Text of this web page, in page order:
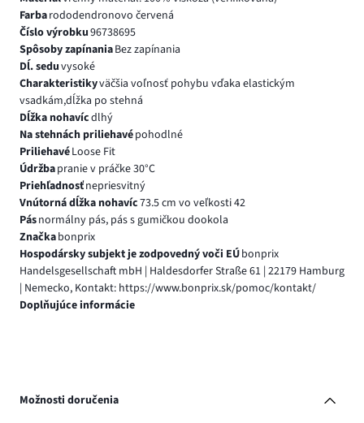
Farbarododendronovo červená
Číslo výrobku96738695
Spôsoby zapínaniaBez zapínania
Dĺ. seduvysoké
Charakteristikyväčšia voľnosť pohybu vďaka elastickým
vsadkám,dĺžka po stehná
Dĺžka nohavícdlhý
Na stehnách priliehavépohodlné
PriliehavéLoose Fit
Údržbapranie v práčke 30°C
Priehľadnosťnepriesvitný
Vnútorná dĺžka nohavíc73.5 cm vo veľkosti 42
Pásnormálny pás, pás s gumičkou dookola
Značkabonprix
Hospodársky subjekt je zodpovedný voči EÚbonprix
Handelsgesellschaft mbH | Haldesdorfer Straße 61 | 22179 Hamburg
| Nemecko, Kontakt: https://www.bonprix.sk/pomoc/kontakt/
Doplňujúce informácie
Možnosti doručenia